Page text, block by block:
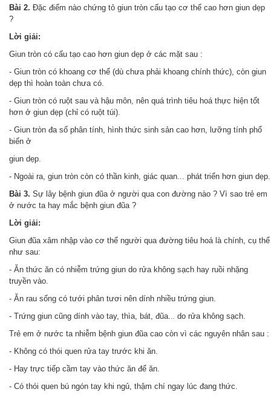
Bài 2. Đặc điểm nào chứng tỏ giun tròn cấu tạo cơ thể cao hơn giun dẹp
?
Lời giải:
Giun tròn có cấu tạo cao hơn giun dẹp ở các mặt sau :
- Giun tròn có khoang cơ thể (dù chưa phải khoang chính thức), còn giun
dẹp thì hoàn toàn chưa có.
- Giun tròn có ruột sau và hậu môn, nên quá trình tiêu hoá thực hiện tốt
hơn ở giun dẹp (chỉ có ruột túi).
- Giun tròn đa số phân tính, hình thức sinh sản cao hơn, lưỡng tính phổ
biến ở
giun dẹp.
- Ngoài ra, giun tròn còn có thần kinh, giác quan... phát triển hơn giun dẹp.
Bài 3. Sự lây bệnh giun đũa ở người qua con đường nào ? Vì sao trẻ em
ở nước ta hay mắc bệnh giun đũa ?
Lời giải:
Giun đũa xâm nhập vào cơ thể người qua đường tiêu hoá là chính, cụ thể
như sau:
- Ăn thức ăn có nhiễm trứng giun do rửa không sạch hay ruồi nhặng
truyền vào.
- Ăn rau sống có tưới phân tươi nên dính nhiều trứng giun.
- Trứng giun cũng dính vào tay, thìa, bát, đũa.. do rửa không sạch.
Trẻ em ở nước ta nhiễm bệnh giun đũa cao còn vì các nguyên nhân sau :
- Không có thói quen rửa tay trước khi ăn.
- Hay trực tiếp cầm tay vào thức ăn để ăn.
- Có thói quen bú ngón tay khi ngủ, thậm chí ngay lúc đang thức.